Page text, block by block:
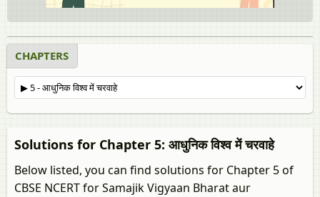
CHAPTERS
Solutions for Chapter 5: आधुनिक विश्व में चरवाहे
Below listed, you can find solutions for Chapter 5 of
CBSE NCERT for Samajik Vigyaan Bharat aur